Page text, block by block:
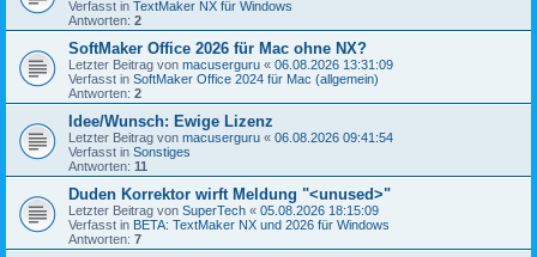
Verfasst in TextMaker NX für Windows
Antworten: 2
SoftMaker Office 2026 für Mac ohne NX?
Letzter Beitrag von macuserguru « 06.08.2026 13:31:09
Verfasst in SoftMaker Office 2024 für Mac (allgemein)
Antworten: 2
Idee/Wunsch: Ewige Lizenz
Letzter Beitrag von macuserguru « 06.08.2026 09:41:54
Verfasst in Sonstiges
Antworten: 11
Duden Korrektor wirft Meldung "<unused>"
Letzter Beitrag von SuperTech « 05.08.2026 18:15:09
Verfasst in BETA: TextMaker NX und 2026 für Windows
Antworten: 7